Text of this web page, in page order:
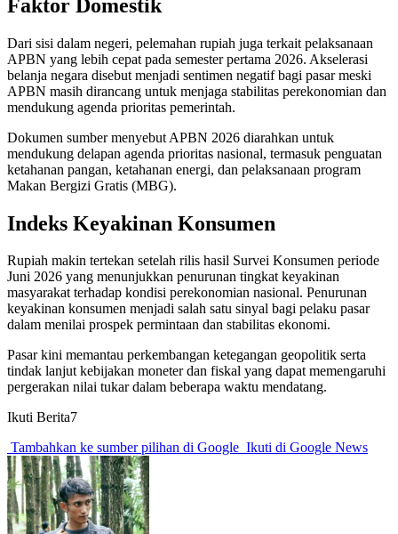
Faktor Domestik
Dari sisi dalam negeri, pelemahan rupiah juga terkait pelaksanaan
APBN yang lebih cepat pada semester pertama 2026. Akselerasi
belanja negara disebut menjadi sentimen negatif bagi pasar meski
APBN masih dirancang untuk menjaga stabilitas perekonomian dan
mendukung agenda prioritas pemerintah.
Dokumen sumber menyebut APBN 2026 diarahkan untuk
mendukung delapan agenda prioritas nasional, termasuk penguatan
ketahanan pangan, ketahanan energi, dan pelaksanaan program
Makan Bergizi Gratis (MBG).
Indeks Keyakinan Konsumen
Rupiah makin tertekan setelah rilis hasil Survei Konsumen periode
Juni 2026 yang menunjukkan penurunan tingkat keyakinan
masyarakat terhadap kondisi perekonomian nasional. Penurunan
keyakinan konsumen menjadi salah satu sinyal bagi pelaku pasar
dalam menilai prospek permintaan dan stabilitas ekonomi.
Pasar kini memantau perkembangan ketegangan geopolitik serta
tindak lanjut kebijakan moneter dan fiskal yang dapat memengaruhi
pergerakan nilai tukar dalam beberapa waktu mendatang.
Ikuti Berita7
Tambahkan ke sumber pilihan di Google Ikuti di Google News